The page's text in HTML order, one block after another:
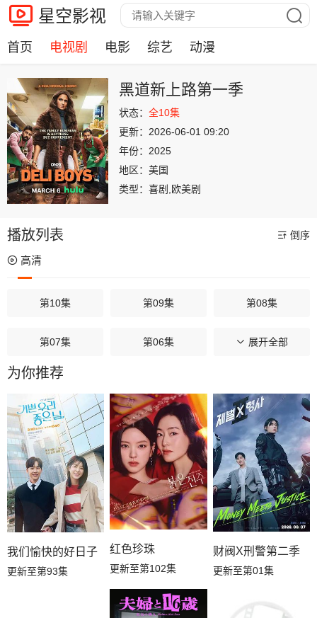
星空影视
首页 电视剧 电影 综艺 动漫
黑道新上路第一季
状态： 全10集
更新： 2026-06-01 09:20
年份： 2025
地区： 美国
类型： 喜剧,欧美剧
播放列表 倒序
高清
第10集 第09集 第08集
第07集 第06集 第05集
第04集
第01集
展开全部
为你推荐
我们愉快的好日子
更新至第93集
红色珍珠
更新至第102集
财阀X刑警第二季
更新至第01集